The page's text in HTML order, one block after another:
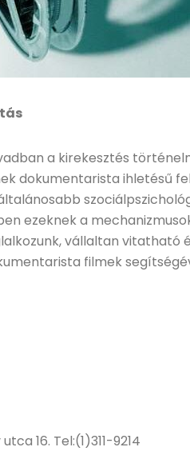
a kirekesztés
dokumentarista ihletésű
ezeknek a
vállaltan
filmek
16. Tel:(1)311-9214